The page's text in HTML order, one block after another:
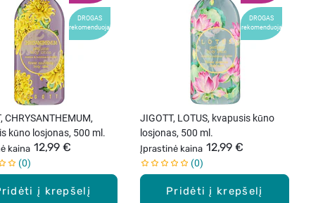
DROGAS
rekomenduoja
į krepšelį
CHRYSANTHEMUM,
kūno losjonas, 500 ml.
kaina 12,99 €
0
DROGAS
rekomenduoja
Pridėti į krepšelį
JIGOTT, LOTUS, kvapusis kūno
losjonas, 500 ml.
Įprastinė kaina 12,99 €
0